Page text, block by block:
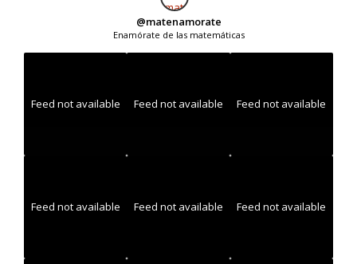
@matenamorate
Enamórate de las matemáticas
Feed not available Feed not available Feed not available
Feed not available Feed not available Feed not available